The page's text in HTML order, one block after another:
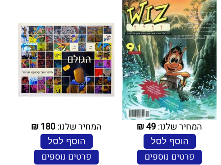
המחיר שלנו:49
₪
הוסף לסל
פרטים נוספים
המחיר שלנו:180
₪
הוסף לסל
פרטים נוספים